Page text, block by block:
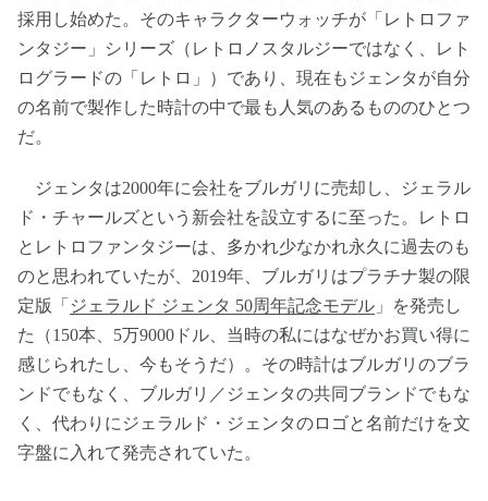
採用し始めた。そのキャラクターウォッチが「レトロファ
ンタジー」シリーズ（レトロノスタルジーではなく、レト
ログラードの「レトロ」）であり、現在もジェンタが自分
の名前で製作した時計の中で最も人気のあるもののひとつ
だ。
ジェンタは2000年に会社をブルガリに売却し、ジェラル
ド・チャールズという新会社を設立するに至った。レトロ
とレトロファンタジーは、多かれ少なかれ永久に過去のも
のと思われていたが、2019年、ブルガリはプラチナ製の限
定版「 ジェラルド ジェンタ 50周年記念モデル 」を発売し
た（150本、5万9000ドル、当時の私にはなぜかお買い得に
感じられたし、今もそうだ）。その時計はブルガリのブラ
ンドでもなく、ブルガリ／ジェンタの共同ブランドでもな
く、代わりにジェラルド・ジェンタのロゴと名前だけを文
字盤に入れて発売されていた。